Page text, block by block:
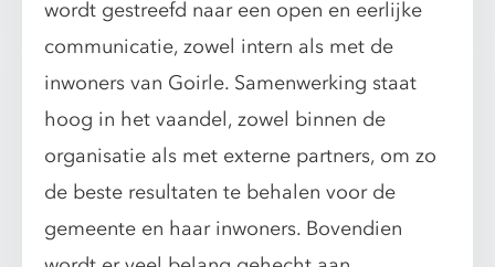
wordt gestreefd naar een open en eerlijke
communicatie, zowel intern als met de
inwoners van Goirle. Samenwerking staat
hoog in het vaandel, zowel binnen de
organisatie als met externe partners, om zo
de beste resultaten te behalen voor de
gemeente en haar inwoners. Bovendien